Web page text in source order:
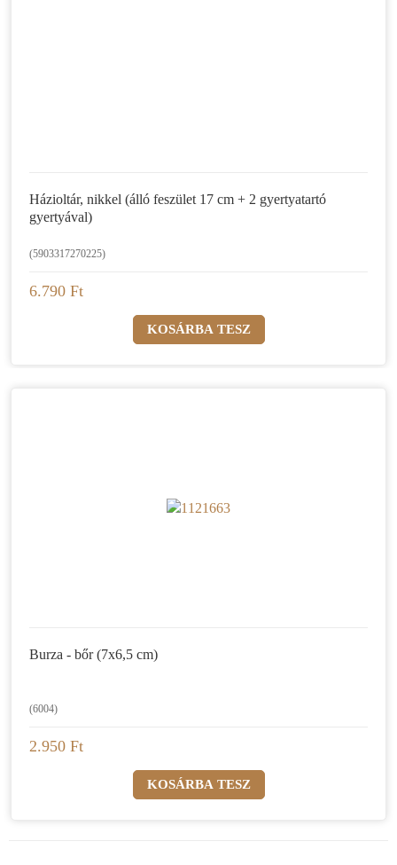
Házioltár, nikkel (álló feszület 17 cm + 2 gyertyatartó
gyertyával)
(5903317270225)
6.790 Ft
Burza - bőr (7x6,5 cm)
(6004)
2.950 Ft